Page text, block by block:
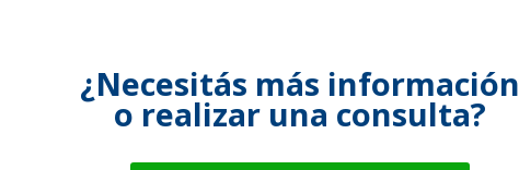
¿Necesitás más información
o realizar una consulta?